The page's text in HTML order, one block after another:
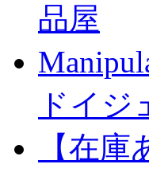
品屋
ドイジ
【在